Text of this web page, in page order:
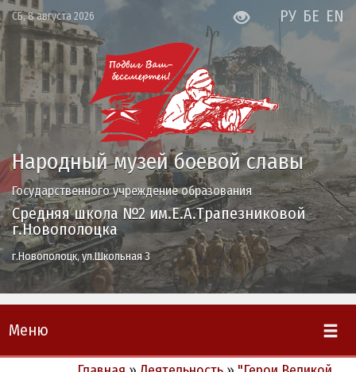
СБ, 8 августа 2026 РУ БЕ EN
Народный музей боевой славы
Государственного учреждение образования
Средняя школа №2 им.Е.А.Трапезниковой
г.Новополоцка
г.Новополоцк, ул.Школьная 3
Меню